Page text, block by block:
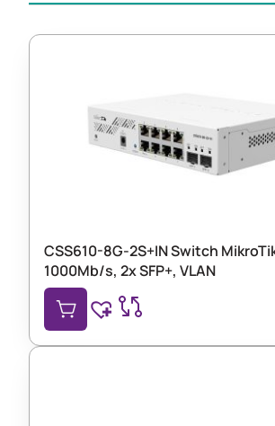
CSS610-8G-2S+IN Switch
1000Mb/s, 2x SFP+, VLAN